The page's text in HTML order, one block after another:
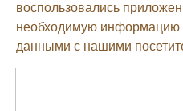
воспользовались
необходимую информацию
данными с нашими